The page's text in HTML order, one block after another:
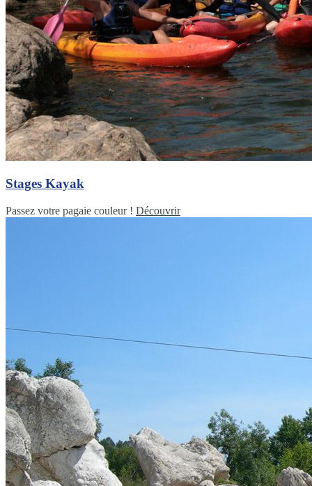
Stages Kayak
Passez votre pagaie couleur ! Découvrir